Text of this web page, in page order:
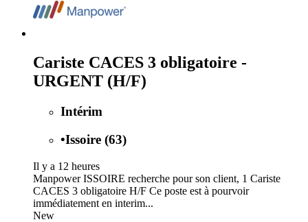
Cariste CACES 3 obligatoire -
URGENT (H/F)
Intérim
•Issoire (63)
Il y a 12 heures
Manpower ISSOIRE recherche pour son client, 1 Cariste
CACES 3 obligatoire H/F Ce poste est à pourvoir
immédiatement en interim...
New